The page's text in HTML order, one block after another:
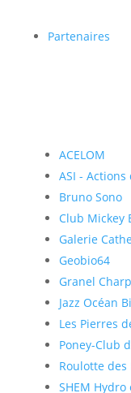
Partenaires
ACELOM
ASI -
Bruno Sono
Club Mickey
Galerie
Geobio64
Granel
Jazz Océan
Les Pierres
Poney-Club
Roulotte des
SHEM